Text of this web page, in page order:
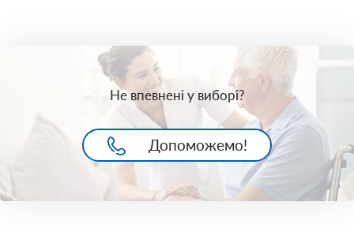
Не впевнені у виборі?
Допоможемо!